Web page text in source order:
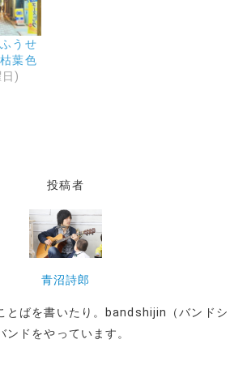
うせ
葉色
)
投稿者
青沼詩郎
とばを書いたり。bandshijin（バンドシ
ドをやっています。